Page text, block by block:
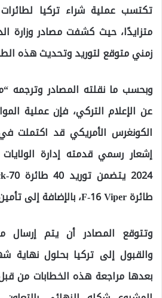
متزايدًا، حيث كشفت مصادر وزارة
زمني متوقع لتوريد وتحديث هذه
وبحسب ما نقلته المصادر وترجمه
عن الإعلام التركي، فإن عملية
طائرة F-16 Viper، بالإضافة إلى تأمين مواد أخرى مختلفة.
وتتوقع المصادر أن يتم إرسال
والقبول إلى تركيا بحلول نهاية
بعدها مراجعة هذه الخطابات من